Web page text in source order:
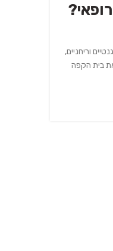
וריחניים,
בית הקפה